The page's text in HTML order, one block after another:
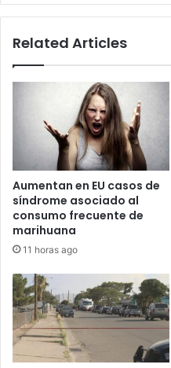
Related Articles
Aumentan en EU casos de
síndrome asociado al
consumo frecuente de
marihuana
11 horas ago